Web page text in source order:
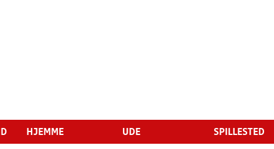
HJEMME UDE SPILLESTED